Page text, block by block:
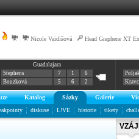
Nicole Vaidišová Head Graphene XT
Guadalajara
Stephens
7 1
6
Bouzková
5 6 2
Katalog Sázky Galerie
diskuse L!VE historie tikety